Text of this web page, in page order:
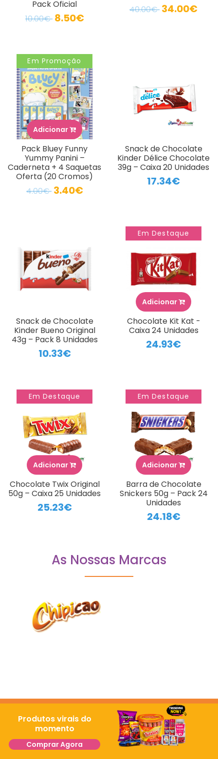
Pack Oficial
10.00€ 8.50€
40.00€ 34.00€
Em Promoção
Adicionar
Pack Bluey Funny
Yummy Panini –
Caderneta + 4 Saquetas
Oferta (20 Cromos)
4.00€ 3.40€
Snack de Chocolate
Kinder Délice Chocolate
39g – Caixa 20 Unidades
17.34€
Snack de Chocolate
Kinder Bueno Original
43g – Pack 8 Unidades
10.33€
Em Destaque
Adicionar
Chocolate Kit Kat -
Caixa 24 Unidades
24.93€
Em Destaque
Adicionar
Chocolate Twix Original
50g – Caixa 25 Unidades
25.23€
Em Destaque
Adicionar
Barra de Chocolate
Snickers 50g – Pack 24
Unidades
24.18€
As Nossas Marcas
Produtos virais do
momento
Comprar Agora